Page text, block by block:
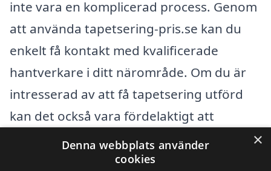
inte vara en komplicerad process. Genom
att använda tapetsering-pris.se kan du
enkelt få kontakt med kvalificerade
hantverkare i ditt närområde. Om du är
intresserad av att få tapetsering utförd
kan det också vara fördelaktigt att
överväga företag i närliggande städer.
Här är några av dem:
×
Denna webbplats använder
cookies